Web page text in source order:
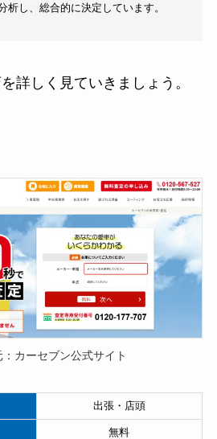
析し、総合的に決定しています。
詳しく見ていきましょう。
カーセブン公式サイト
出張・店頭
無料